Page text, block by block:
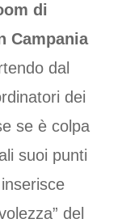
di
Campania
dal
dei
se è colpa
suoi punti
del